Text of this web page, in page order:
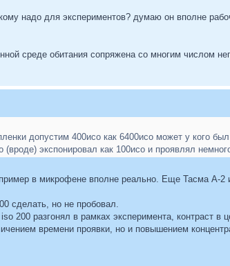
надо для экспериментов? думаю он вполне
среде обитания сопряжена со многим числом
допустим 400исо как 6400исо может у кого
(вроде) экспонировал как 100исо и проявлял
в микрофене вполне реально. Еще Тасма А-2
сделать, но не пробовал.
200 разгонял в рамках эксперимента, контраст в
времени проявки, но и повышением